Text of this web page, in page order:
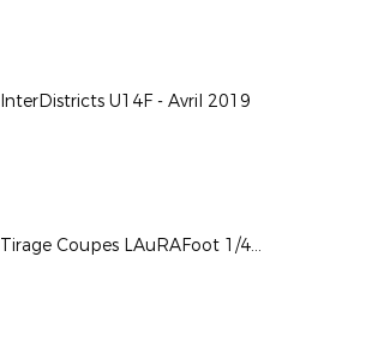
InterDistricts U14F - Avril 2019
Tirage Coupes LAuRAFoot 1/4 et 1/2 - St Maurice de Beynost